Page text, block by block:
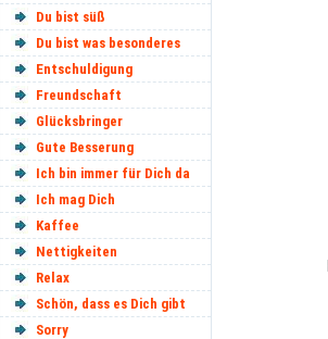
Du bist süß
Du bist was besonderes
Entschuldigung
Freundschaft
Glücksbringer
Gute Besserung
Ich bin immer für Dich da
Ich mag Dich
Kaffee
Nettigkeiten
Relax
Schön, dass es Dich gibt
Sorry